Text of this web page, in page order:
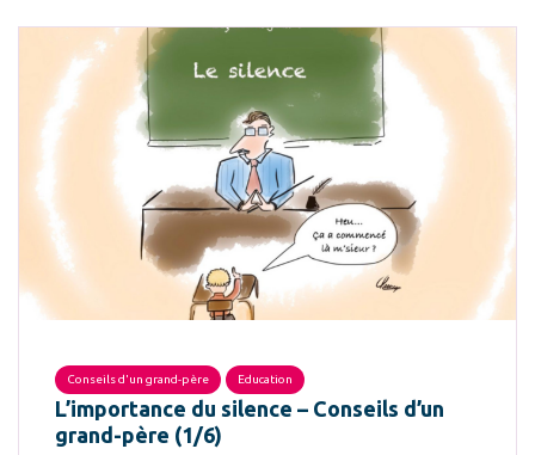
Conseils d'un grand-père Education
L’importance du silence – Conseils d’un
grand-père (1/6)